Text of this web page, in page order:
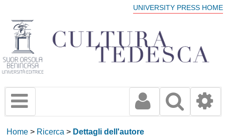
UNIVERSITY PRESS HOME
Home > Ricerca > Dettagli dell'autore